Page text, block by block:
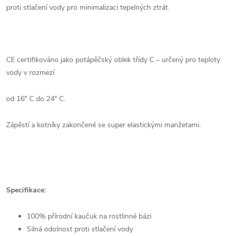
proti stlačení vody pro minimalizaci tepelných ztrát.
CE certifikováno jako potápěčský oblek třídy C – určený pro teploty
vody v rozmezí
od 16° C do 24° C.
Zápěstí a kotníky zakončené se super elastickými manžetami.
Specifikace:
100% přírodní kaučuk na rostlinné bázi
Silná odolnost proti stlačení vody